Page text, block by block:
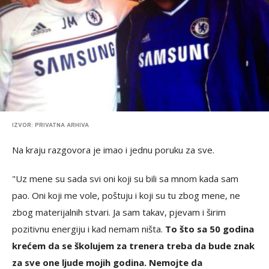
IZVOR: PRIVATNA ARHIVA
Na kraju razgovora je imao i jednu poruku za sve.
"Uz mene su sada svi oni koji su bili sa mnom kada sam
pao. Oni koji me vole, poštuju i koji su tu zbog mene, ne
zbog materijalnih stvari. Ja sam takav, pjevam i širim
pozitivnu energiju i kad nemam ništa. To što sa 50 godina
krećem da se školujem za trenera treba da bude znak
za sve one ljude mojih godina. Nemojte da